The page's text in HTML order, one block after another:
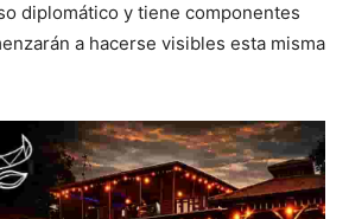
diplomático y tiene componentes
a hacerse visibles esta misma